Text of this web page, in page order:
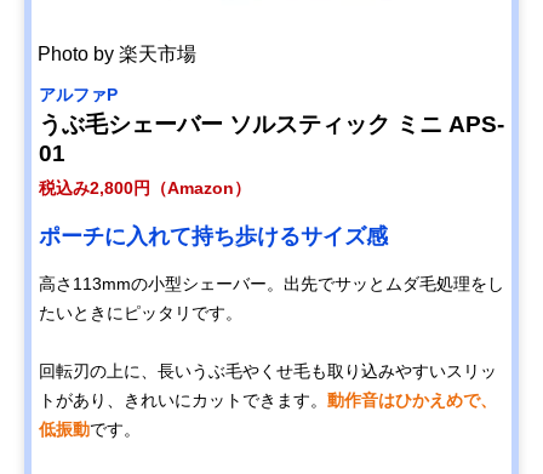
Photo by 楽天市場
アルファP
うぶ毛シェーバー ソルスティック ミニ APS-
01
税込み2,800円（Amazon）
ポーチに入れて持ち歩けるサイズ感
高さ113mmの小型シェーバー。出先でサッとムダ毛処理をし
たいときにピッタリです。
回転刃の上に、長いうぶ毛やくせ毛も取り込みやすいスリッ
トがあり、きれいにカットできます。 動作音はひかえめで、
低振動です。